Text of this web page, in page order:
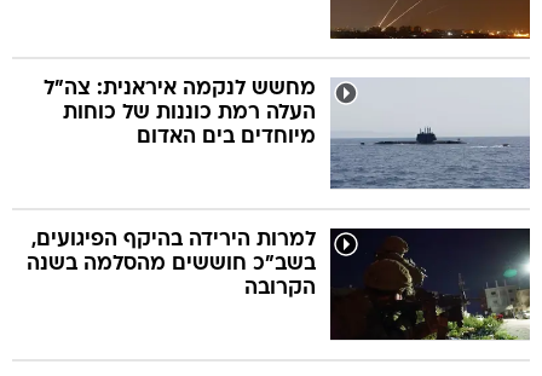
מחשש לנקמה איראנית: צה"ל
העלה רמת כוננות של כוחות
מיוחדים בים האדום
למרות הירידה בהיקף הפיגועים,
בשב"כ חוששים מהסלמה בשנה
הקרובה